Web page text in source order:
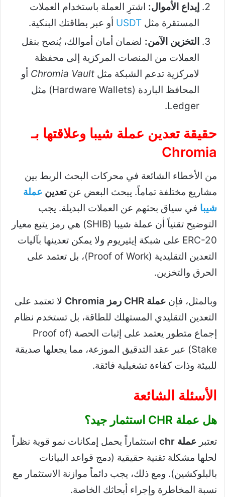
إيداع الأموال: اشترِ العملة باستخدام العملات
المستقرة مثل USDT أو عبر بطاقتك البنكية.
التخزين الآمن: لضمان أمان أموالك، يُنصح بنقل
العملات من المنصات المركزية إلى محفظة
لامركزية تدعم الشبكة مثل Chromia Vault أو
المحافظ الباردة (Hardware Wallets) مثل
Ledger.
حقيقة تعدين عملة شيبا وعلاقتها بـ
Chromia
من الأخطاء الشائعة في محركات البحث الربط بين
مشاريع مختلفة تماماً. يبحث البعض عنتعدين عملة
شيبا في سياق بحثهم عن العملات البديلة. يجب
التوضيح تقنياً أن عملة شيبا (SHIB) هي رمز يتبع معيار
ERC-20 على شبكة إيثيريوم ولا يمكن تعدينها بآليات
التعدين التقليدية (Proof of Work)، بل تعتمد على
الحرق والتخزين.
وبالمثل، فإن عملة CHR رمز Chromia
لا تعتمد على
التعدين التقليدي المستهلك للطاقة، بل تستخدم نظام
إجماع متطور يعتمد على إثبات الحصة (Proof of
Stake) عبر عقد التدقيق الموزعة، مما يجعلها صديقة
للبيئة وذات كفاءة تشغيلية فائقة.
الأسئلة الشائعة
هل عملة CHR استثمار جيد؟
تعتبر عملة chr
استثماراً يحمل إمكانات نمو قوية نظراً
لحلها مشكلة تقنية حقيقية (دمج قواعد البيانات
بالبلوكشين). ومع ذلك، يجب دائماً موازنة الاستثمار مع
نسبة المخاطرة وإجراء أبحاثك الخاصة.